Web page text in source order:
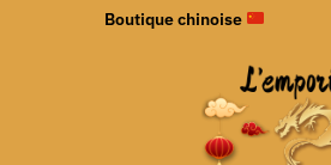
Boutique chinoise